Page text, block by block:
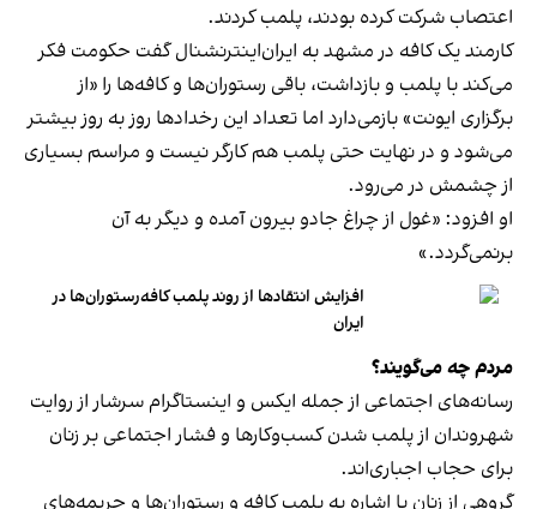
اعتصاب شرکت کرده بودند، پلمب کردند.
کارمند یک کافه در مشهد به ایران‌اینترنشنال گفت حکومت فکر
می‌کند با پلمب و بازداشت، باقی رستوران‌ها و کافه‌ها را «از
برگزاری ایونت» بازمی‌دارد اما تعداد این رخدادها روز به روز بیشتر
می‌شود و در نهایت حتی پلمب هم کارگر نیست و مراسم بسیاری
از چشمش در می‌رود.
او افزود: «غول از چراغ جادو بیرون آمده و دیگر به آن
برنمی‎‌گردد.»
افزایش انتقادها از روند پلمب کافه‌رستوران‌ها در
ایران
مردم چه می‌گویند؟
رسانه‎‌های اجتماعی از جمله ایکس و اینستاگرام سرشار از روایت
شهروندان از پلمب شدن کسب‌وکارها و فشار اجتماعی بر زنان
برای حجاب اجباری‌اند.
گروهی از زنان با اشاره به پلمب کافه و رستوران‌ها و جریمه‌های